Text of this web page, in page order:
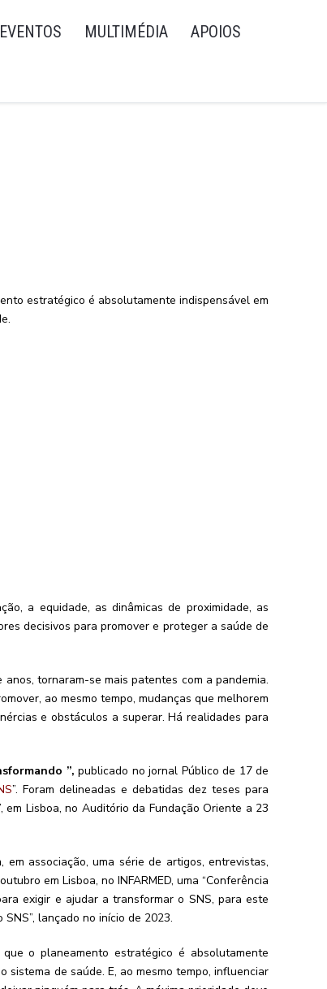
EVENTOS MULTIMÉDIA
APOIOS
estratégico é absolutamente indispensável em
a equidade, as dinâmicas de proximidade, as
decisivos para promover e proteger a saúde de
tornaram-se mais patentes com a pandemia.
ao mesmo tempo, mudanças que melhorem
e obstáculos a superar. Há realidades para
”, publicado no jornal Público de 17 de
”. Foram delineadas e debatidas dez teses para
em Lisboa, no Auditório da Fundação Oriente a 23
associação, uma série de artigos, entrevistas,
em Lisboa, no INFARMED, uma “Conferência
exigir e ajudar a transformar o SNS, para este
lançado no início de 2023.
o planeamento estratégico é absolutamente
de saúde. E, ao mesmo tempo, influenciar